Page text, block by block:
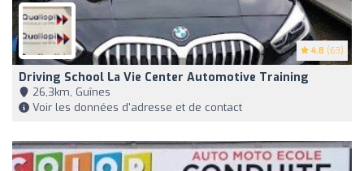
4.8 (63)
Driving School La Vie Center Automotive Training
26,3km, Guînes
Voir les données d'adresse et de contact